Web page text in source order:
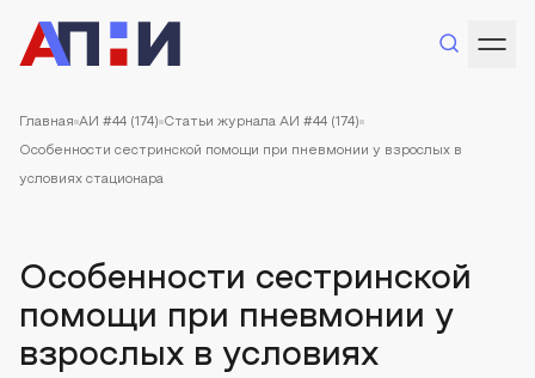
Главная АИ #44 (174) Статьи журнала АИ #44 (174)
Особенности сестринской помощи при пневмонии у взрослых в
условиях стационара
Особенности сестринской
помощи при пневмонии у
взрослых в условиях